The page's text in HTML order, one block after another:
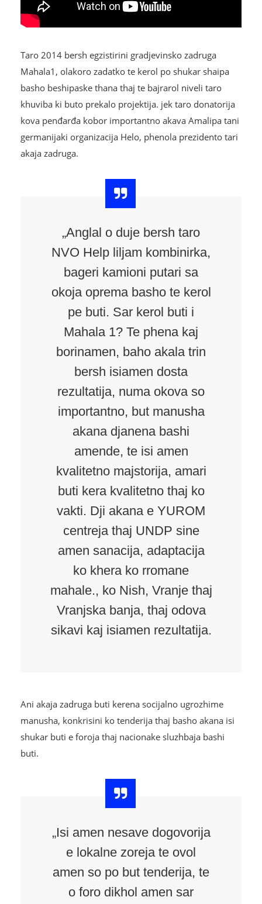
Taro 2014 bersh egzistirini gradjevinsko zadruga
Mahala1, olakoro zadatko te kerol po shukar shaipa
basho beshipaske thana thaj te bajrarol niveli taro
khuviba ki buto prekalo projektija. jek taro donatorija
kova penđarđa kobor importantno akava Amalipa tani
germanijaki organizacija Helo, phenola prezidento tari
akaja zadruga.
„Anglal o duje bersh taro
NVO Help liljam kombinirka,
bageri kamioni putari sa
okoja oprema basho te kerol
pe buti. Sar kerol buti i
Mahala 1? Te phena kaj
borinamen, baho akala trin
bersh isiamen dosta
rezultatija, numa okova so
importantno, but manusha
akana djanena bashi
amende, te isi amen
kvalitetno majstorija, amari
buti kera kvalitetno thaj ko
vakti. Dji akana e YUROM
centreja thaj UNDP sine
amen sanacija, adaptacija
ko khera ko rromane
mahale., ko Nish, Vranje thaj
Vranjska banja, thaj odova
sikavi kaj isiamen rezultatija.
Ani akaja zadruga buti kerena socijalno ugrozhime
manusha, konkrisini ko tenderija thaj basho akana isi
shukar buti e foroja thaj nacionake sluzhbaja bashi
buti.
„Isi amen nesave dogovorija
e lokalne zoreja te ovol
amen so po but tenderija, te
o foro dikhol amen sar